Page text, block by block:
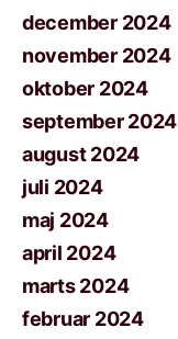
december 2024
november 2024
oktober 2024
september 2024
august 2024
juli 2024
maj 2024
april 2024
marts 2024
februar 2024